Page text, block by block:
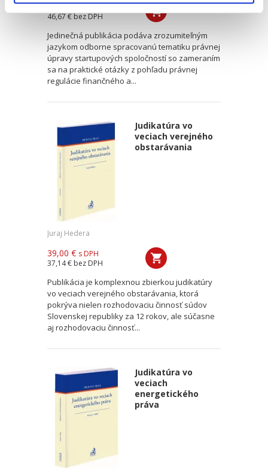
49,00 € s DPH
46,67 €bez DPH
Jedinečná publikácia podáva zrozumiteľným
jazykom odborne spracovanú tematiku právnej
úpravy startupových spoločností so zameraním
sa na praktické otázky z pohľadu právnej
regulácie finančného a...
Judikatúra vo
veciach verejného
obstarávania
Juraj Hedera
39,00 € s DPH
37,14 € bez DPH
Publikácia je komplexnou zbierkou judikatúry
vo veciach verejného obstarávania, ktorá
pokrýva nielen rozhodovaciu činnosť súdov
Slovenskej republiky za 12 rokov, ale súčasne
aj rozhodovaciu činnosť...
Judikatúra vo
veciach
energetického
práva